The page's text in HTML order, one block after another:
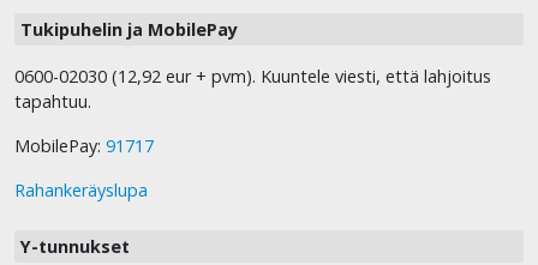
Tukipuhelin ja MobilePay
0600-02030 (12,92 eur + pvm). Kuuntele viesti, että lahjoitus
tapahtuu.
MobilePay: 91717
Rahankeräyslupa
Y-tunnukset